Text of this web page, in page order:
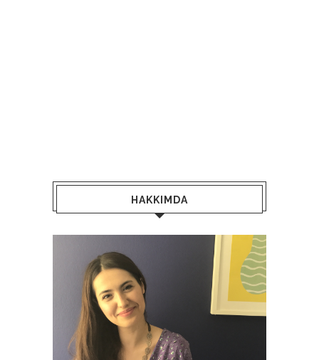
HAKKIMDA